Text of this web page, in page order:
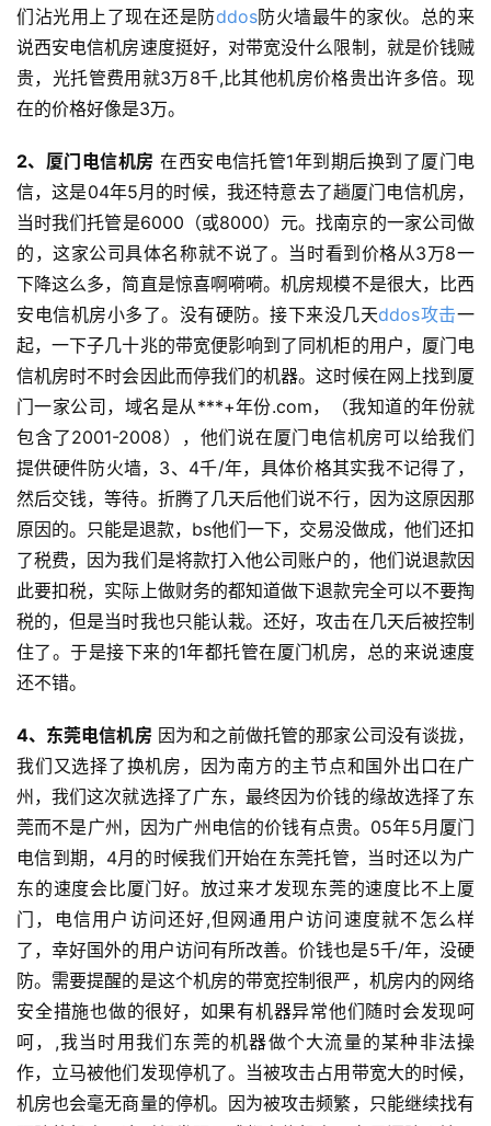
们沾光用上了现在还是防ddos防火墙最牛的家伙。总的来
说西安电信机房速度挺好，对带宽没什么限制，就是价钱贼
贵，光托管费用就3万8千,比其他机房价格贵出许多倍。现
在的价格好像是3万。
2、厦门电信机房 在西安电信托管1年到期后换到了厦门电
信，这是04年5月的时候，我还特意去了趟厦门电信机房，
当时我们托管是6000（或8000）元。找南京的一家公司做
的，这家公司具体名称就不说了。当时看到价格从3万8一
下降这么多，简直是惊喜啊嗬嗬。机房规模不是很大，比西
安电信机房小多了。没有硬防。接下来没几天ddos攻击一
起，一下子几十兆的带宽便影响到了同机柜的用户，厦门电
信机房时不时会因此而停我们的机器。这时候在网上找到厦
门一家公司，域名是从***+年份.com，（我知道的年份就
包含了2001-2008），他们说在厦门电信机房可以给我们
提供硬件防火墙，3、4千/年，具体价格其实我不记得了，
然后交钱，等待。折腾了几天后他们说不行，因为这原因那
原因的。只能是退款，bs他们一下，交易没做成，他们还扣
了税费，因为我们是将款打入他公司账户的，他们说退款因
此要扣税，实际上做财务的都知道做下退款完全可以不要掏
税的，但是当时我也只能认栽。还好，攻击在几天后被控制
住了。于是接下来的1年都托管在厦门机房，总的来说速度
还不错。
4、东莞电信机房 因为和之前做托管的那家公司没有谈拢，
我们又选择了换机房，因为南方的主节点和国外出口在广
州，我们这次就选择了广东，最终因为价钱的缘故选择了东
莞而不是广州，因为广州电信的价钱有点贵。05年5月厦门
电信到期，4月的时候我们开始在东莞托管，当时还以为广
东的速度会比厦门好。放过来才发现东莞的速度比不上厦
门，电信用户访问还好,但网通用户访问速度就不怎么样
了，幸好国外的用户访问有所改善。价钱也是5千/年，没硬
防。需要提醒的是这个机房的带宽控制很严，机房内的网络
安全措施也做的很好，如果有机器异常他们随时会发现呵
呵，,我当时用我们东莞的机器做个大流量的某种非法操
作，立马被他们发现停机了。当被攻击占用带宽大的时候，
机房也会毫无商量的停机。因为被攻击频繁，只能继续找有